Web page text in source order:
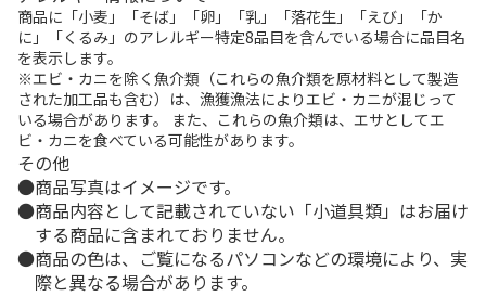
商品に「小麦」「そば」「卵」「乳」「落花生」「えび」「か
に」「くるみ」のアレルギー特定8品目を含んでいる場合に品目名
を表示します。
※エビ・カニを除く魚介類（これらの魚介類を原材料として製造
された加工品も含む）は、漁獲漁法によりエビ・カニが混じって
いる場合があります。 また、これらの魚介類は、エサとしてエ
ビ・カニを食べている可能性があります。
その他
商品写真はイメージです。
商品内容として記載されていない「小道具類」はお届け
する商品に含まれておりません。
商品の色は、ご覧になるパソコンなどの環境により、実
際と異なる場合があります。